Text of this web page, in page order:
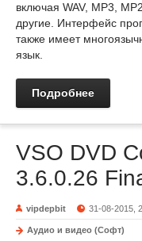
включая WAV, MP3,
другие. Интерфейс
также имеет
язык.
Подробнее
VSO DVD
3.6.0.26
vipdepbit 31-08-2015,
Аудио и видео (Софт)